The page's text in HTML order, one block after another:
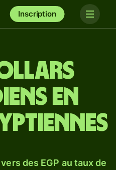
Inscription
en
des EGP au taux de